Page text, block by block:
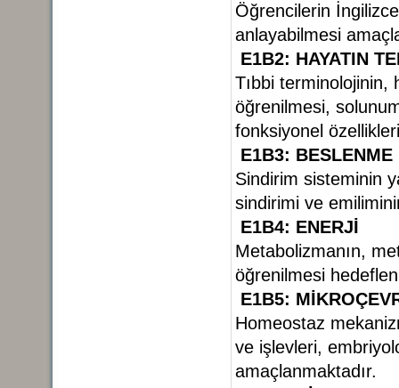
Öğrencilerin
anlayabilmesi
E1B2: HAYATIN
Tıbbi terminolojinin,
öğrenilmesi,
fonksiyonel
E1B3: BESLENME
Sindirim sisteminin
sindirimi ve
E1B4: ENERJİ
Metabolizmanın,
öğrenilmesi
E1B5:
Homeostaz
ve işlevleri,
amaçlanmaktadır.